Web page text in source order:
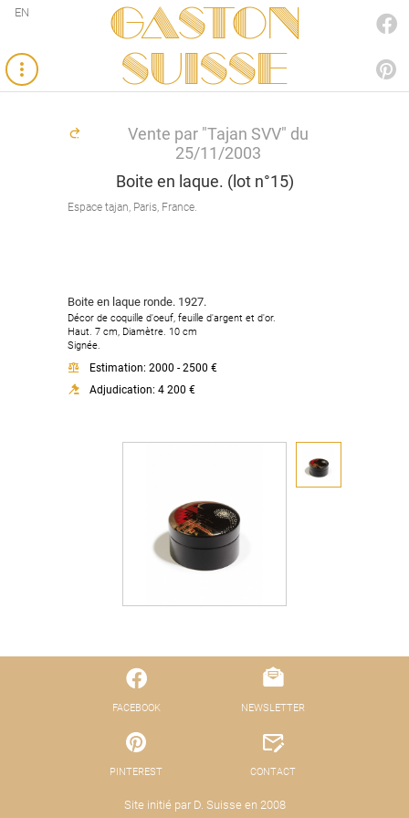
Gaston
SUISSE
EN
Vente par "Tajan SVV" du
25/11/2003
Boite en laque. (lot n°15)
Espace tajan, Paris, France.
Boite en laque ronde. 1927.
Décor de coquille d'oeuf, feuille d'argent et d'or.
Haut. 7 cm, Diamètre. 10 cm
Signée.
Estimation: 2000 - 2500 €
Adjudication: 4 200 €
FACEBOOK
PINTEREST
Site initié par D. Suisse en 2008
NEWSLETTER
CONTACT